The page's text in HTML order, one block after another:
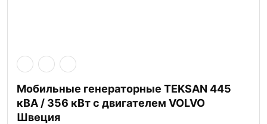
Мобильные генераторные TEKSAN 445
кВА / 356 кВт с двигателем VOLVO
Швеция